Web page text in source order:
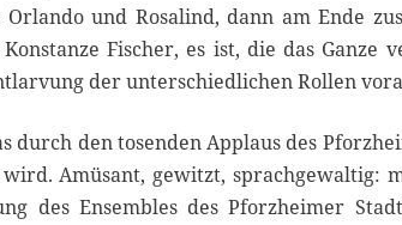
und Rosalind, dann am Ende
Fischer, es ist, die das Ganze
der unterschiedlichen Rollen
durch den tosenden Applaus des
Amüsant, gewitzt, sprachgewaltig:
des Ensembles des Pforzheimer